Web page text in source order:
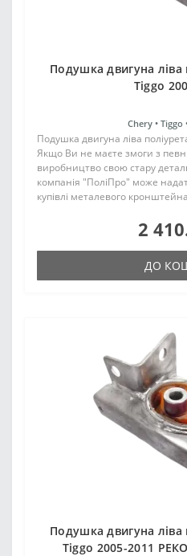
Подушка двигуна ліва
Tiggo
Chery • Tiggo
Подушка двигуна ліва
Якщо Ви не маєте змоги з
виробництво свою стару
компанія "ПоліПро" може
купівлі металевого
2
ДО
Подушка двигуна ліва
Tiggo 2005-2011